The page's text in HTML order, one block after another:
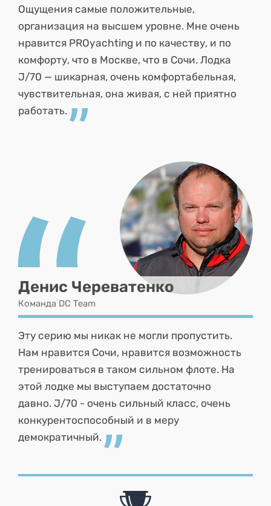
Ощущения самые положительные,
организация на высшем уровне. Мне очень
нравится PROyachting и по качеству, и по
комфорту, что в Москве, что в Сочи. Лодка
J/70 — шикарная, очень комфортабельная,
чувствительная, она живая, с ней приятно
работать.
Денис Череватенко
Команда DC Team
Эту серию мы никак не могли пропустить.
Нам нравится Сочи, нравится возможность
тренироваться в таком сильном флоте. На
этой лодке мы выступаем достаточно
давно. J/70 - очень сильный класс, очень
конкурентоспособный и в меру
демократичный.